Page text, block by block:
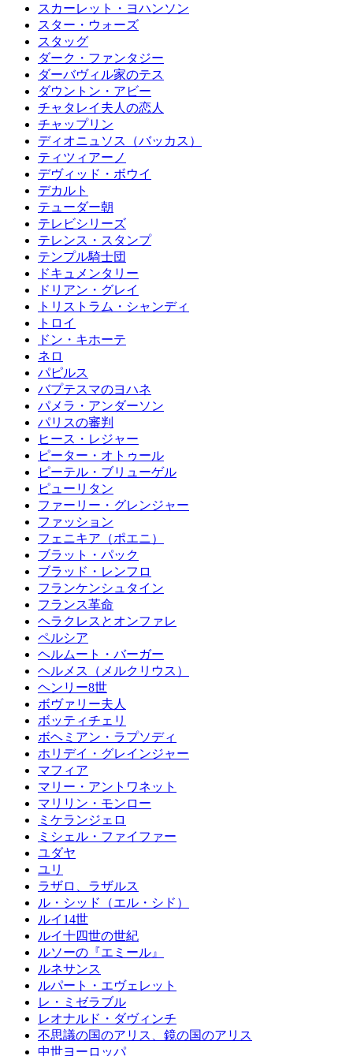
スカーレット・ヨハンソン
スター・ウォーズ
スタッグ
ダーク・ファンタジー
ダーバヴィル家のテス
ダウントン・アビー
チャタレイ夫人の恋人
チャップリン
ディオニュソス（バッカス）
ティツィアーノ
デヴィッド・ボウイ
デカルト
テューダー朝
テレビシリーズ
テレンス・スタンプ
テンプル騎士団
ドキュメンタリー
ドリアン・グレイ
トリストラム・シャンディ
トロイ
ドン・キホーテ
ネロ
パピルス
バプテスマのヨハネ
パメラ・アンダーソン
パリスの審判
ヒース・レジャー
ピーター・オトゥール
ピーテル・ブリューゲル
ピューリタン
ファーリー・グレンジャー
ファッション
フェニキア（ポエニ）
ブラット・パック
ブラッド・レンフロ
フランケンシュタイン
フランス革命
ヘラクレスとオンファレ
ペルシア
ヘルムート・バーガー
ヘルメス（メルクリウス）
ヘンリー8世
ボヴァリー夫人
ボッティチェリ
ボヘミアン・ラプソディ
ホリデイ・グレインジャー
マフィア
マリー・アントワネット
マリリン・モンロー
ミケランジェロ
ミシェル・ファイファー
ユダヤ
ユリ
ラザロ、ラザルス
ル・シッド（エル・シド）
ルイ14世
ルイ十四世の世紀
ルソーの『エミール』
ルネサンス
ルパート・エヴェレット
レ・ミゼラブル
レオナルド・ダヴィンチ
不思議の国のアリス、鏡の国のアリス
中世ヨーロッパ